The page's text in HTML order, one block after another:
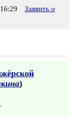
Заявить о
)